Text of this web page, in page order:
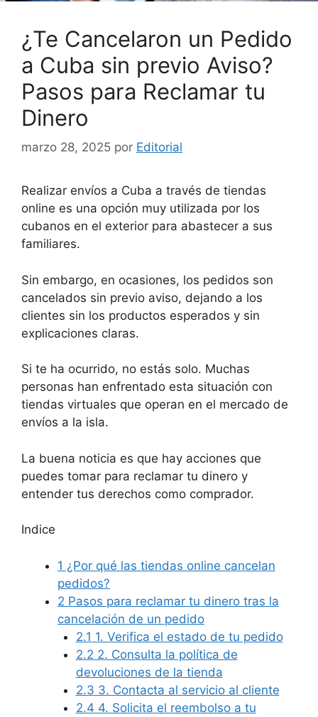
¿Te Cancelaron un Pedido
a Cuba sin previo Aviso?
Pasos para Reclamar tu
Dinero
marzo 28, 2025 por Editorial
Realizar envíos a Cuba a través de tiendas
online es una opción muy utilizada por los
cubanos en el exterior para abastecer a sus
familiares.
Sin embargo, en ocasiones, los pedidos son
cancelados sin previo aviso, dejando a los
clientes sin los productos esperados y sin
explicaciones claras.
Si te ha ocurrido, no estás solo. Muchas
personas han enfrentado esta situación con
tiendas virtuales que operan en el mercado de
envíos a la isla.
La buena noticia es que hay acciones que
puedes tomar para reclamar tu dinero y
entender tus derechos como comprador.
Indice
1 ¿Por qué las tiendas online cancelan
pedidos?
2 Pasos para reclamar tu dinero tras la
cancelación de un pedido
2.1 1. Verifica el estado de tu pedido
2.2 2. Consulta la política de
devoluciones de la tienda
2.3 3. Contacta al servicio al cliente
2.4 4. Solicita el reembolso a tu